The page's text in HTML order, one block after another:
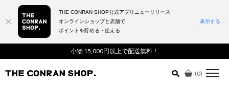
小物 15,000円以上で配送無料！
(0)
詳細検索はこちら
THE CONRAN SHOP公式アプリニューリリース
オンラインショップと店舗で
ポイントを貯める・使える
表示する